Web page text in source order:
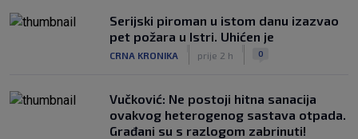
Serijski piroman u istom danu izazvao
pet požara u Istri. Uhićen je
CRNA KRONIKA prije 2 h 0
Vučković: Ne postoji hitna sanacija
ovakvog heterogenog sastava otpada.
Građani su s razlogom zabrinuti!